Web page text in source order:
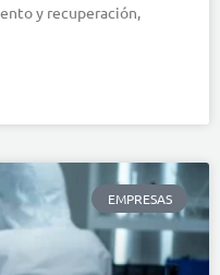
y recuperación,
EMPRESAS